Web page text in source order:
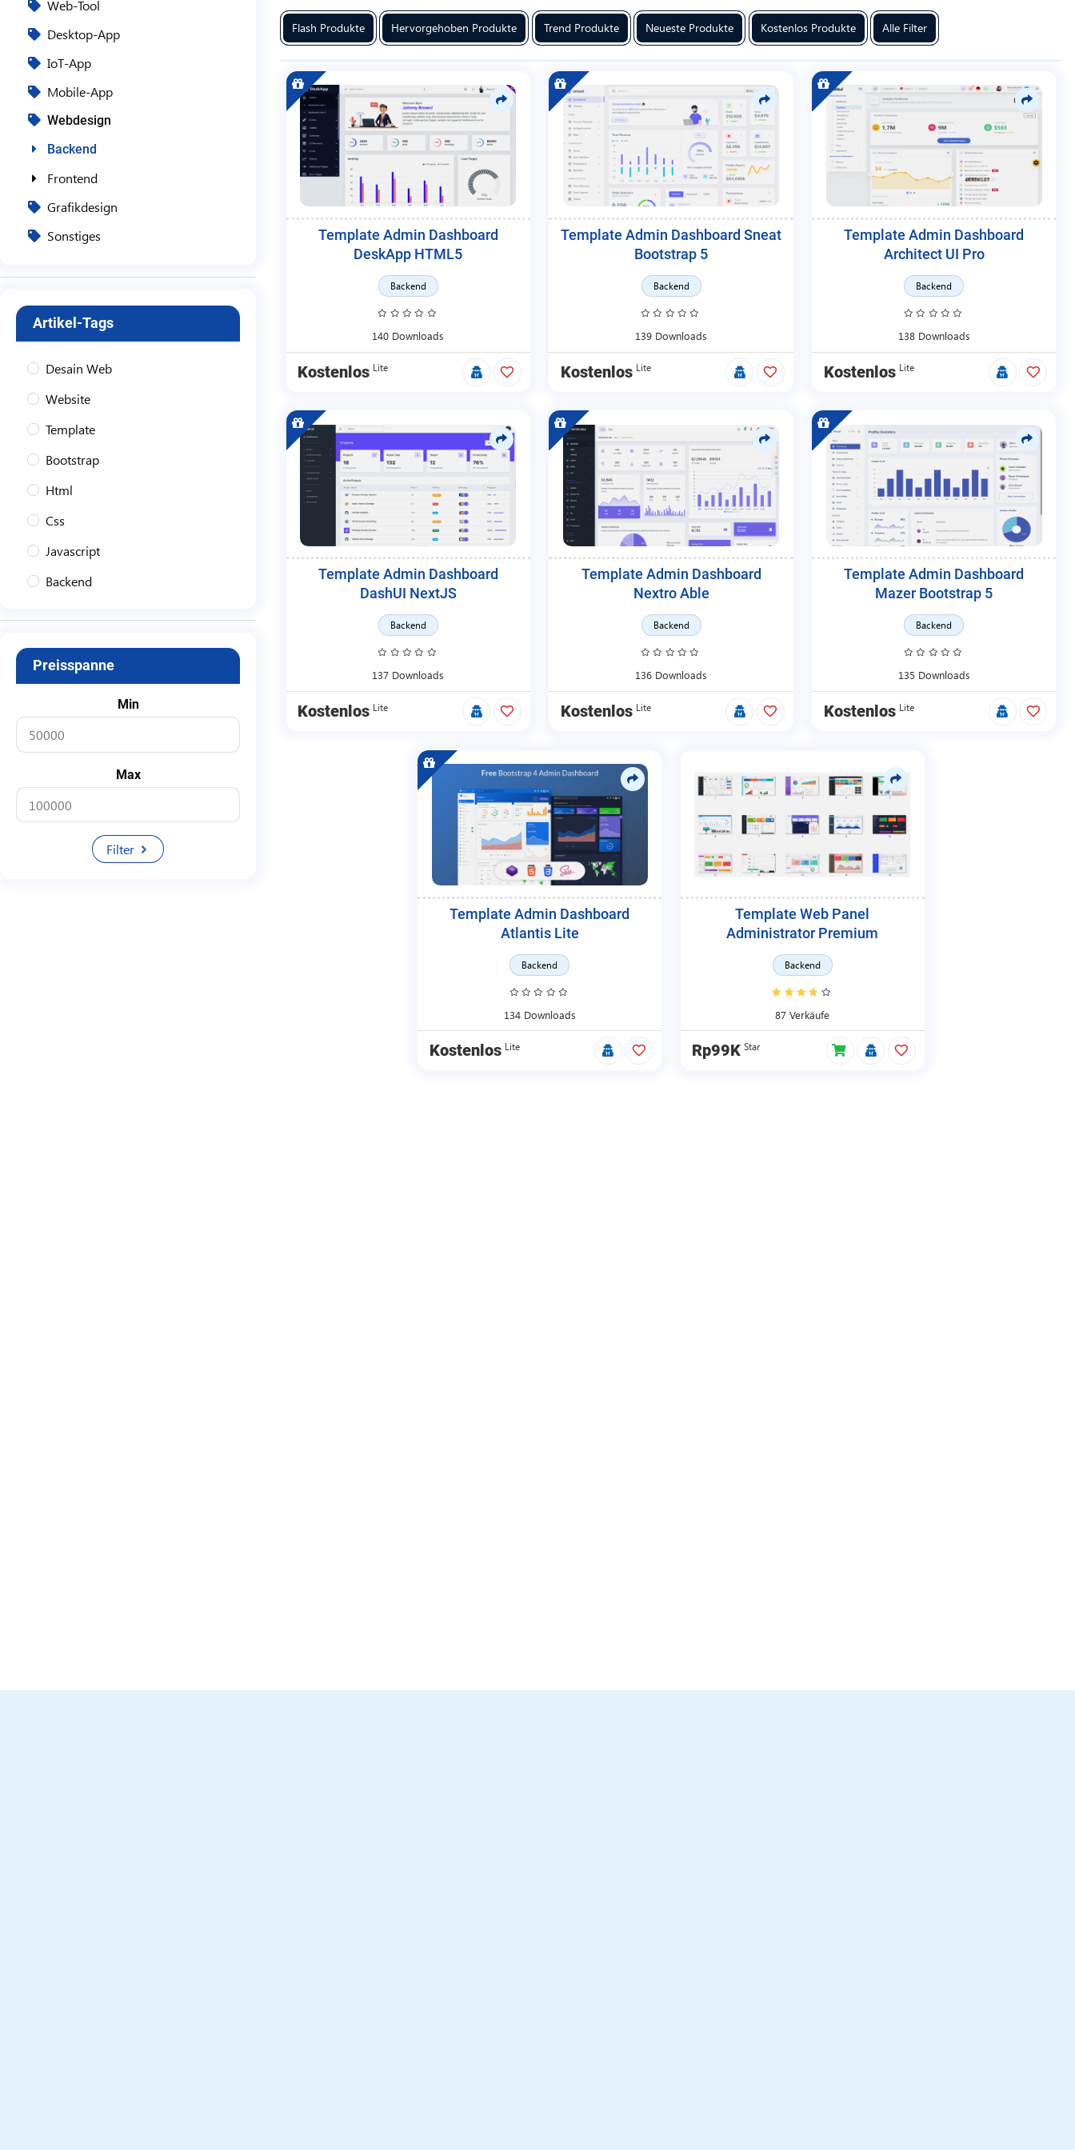
Web-Tool
Desktop-App
IoT-App
Mobile-App
Webdesign
Backend
Frontend
Grafikdesign
Sonstiges
Artikel-Tags
Desain Web
Website
Template
Bootstrap
Html
Css
Javascript
Backend
Preisspanne
Min
Max
Filter
Flash Produkte Hervorgehoben Produkte Trend Produkte Neueste Produkte Kostenlos Produkte Alle Filter
Template Admin Dashboard
DeskApp HTML5
Backend
140 Downloads
Kostenlos Lite
Template Admin Dashboard Sneat
Bootstrap 5
Backend
139 Downloads
Kostenlos Lite
Template Admin Dashboard
Architect UI Pro
Backend
138 Downloads
Kostenlos Lite
Template Admin Dashboard
DashUI NextJS
Backend
137 Downloads
Kostenlos Lite
Template Admin Dashboard
Nextro Able
Backend
136 Downloads
Kostenlos Lite
Template Admin Dashboard
Mazer Bootstrap 5
Backend
135 Downloads
Kostenlos Lite
Template Admin Dashboard
Atlantis Lite
Backend
134 Downloads
Kostenlos Lite
Template Web Panel
Administrator Premium
Backend
87 Verkäufe
Rp99K Star